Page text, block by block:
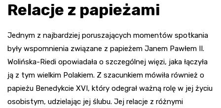
Relacje z papieżami
Jednym z najbardziej poruszających momentów spotkania
były wspomnienia związane z papieżem Janem Pawłem II.
Wolińska-Riedi opowiadała o szczególnej więzi, jaka łączyła
ją z tym wielkim Polakiem. Z szacunkiem mówiła również o
papieżu Benedykcie XVI, który odegrał ważną rolę w jej życiu
osobistym, udzielając jej ślubu. Jej relacje z różnymi